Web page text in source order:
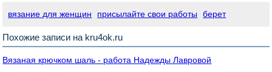
вязание для женщин присылайте свои работы берет
Похожие записи на kru4ok.ru
Вязаная крючком шаль - работа Надежды Лавровой